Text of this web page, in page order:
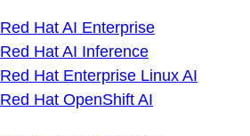
Red Hat AI Enterprise
Red Hat AI Inference
Red Hat Enterprise Linux AI
Red Hat OpenShift AI